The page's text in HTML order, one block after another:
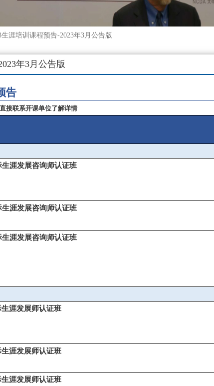
生涯培训课程预告-2023年3月公告版
年3月公告版
告
接联系开课单位了解详情
生涯发展咨询师认证班
生涯发展咨询师认证班
生涯发展咨询师认证班
生涯发展师认证班
生涯发展师认证班
生涯发展师认证班